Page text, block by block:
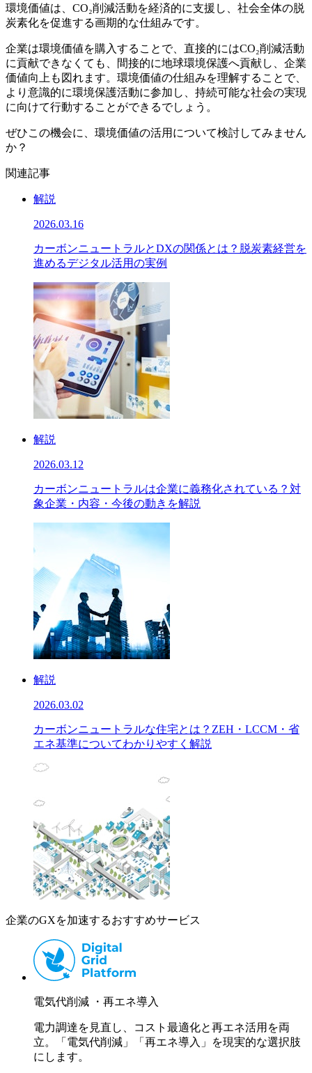
環境価値は、CO₂削減活動を経済的に支援し、社会全体の脱
炭素化を促進する画期的な仕組みです。
企業は環境価値を購入することで、直接的にはCO₂削減活動
に貢献できなくても、間接的に地球環境保護へ貢献し、企業
価値向上も図れます。環境価値の仕組みを理解することで、
より意識的に環境保護活動に参加し、持続可能な社会の実現
に向けて行動することができるでしょう。
ぜひこの機会に、環境価値の活用について検討してみません
か？
関連記事
解説
2026.03.16
カーボンニュートラルとDXの関係とは？脱炭素経営を
進めるデジタル活用の実例
解説
2026.03.12
カーボンニュートラルは企業に義務化されている？対
象企業・内容・今後の動きを解説
解説
2026.03.02
カーボンニュートラルな住宅とは？ZEH・LCCM・省
エネ基準についてわかりやすく解説
企業のGXを加速するおすすめサービス
電気代削減 ・再エネ導入
電力調達を見直し、コスト最適化と再エネ活用を両
立。「電気代削減」「再エネ導入」を現実的な選択肢
にします。